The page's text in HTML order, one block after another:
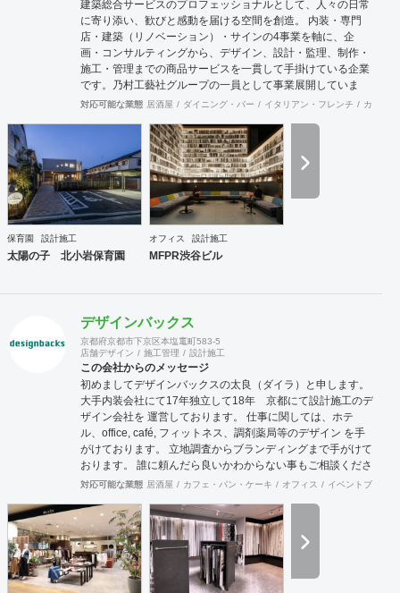
建築総合サービスのプロフェッショナルとして、人々の日常
に寄り添い、歓びと感動を届ける空間を創造。 内装・専門
店・建築（リノベーション）・サインの4事業を軸に、企
画・コンサルティングから、デザイン、設計・監理、制作・
施工・管理までの商品サービスを一貫して手掛けている企業
です。乃村工藝社グループの一員として事業展開していま
す。
対応可能な業態 居酒屋 ダイニング・バー イタリアン・フレンチ カフェ
保育園 設計施工
太陽の子 北小岩保育園
オフィス 設計施工
MFPR渋谷ビル
デザインバックス
京都府京都市下京区本塩竃町583-5
店舗デザイン
施工管理 設計施工
この会社からのメッセージ
初めましてデザインバックスの太良（ダイラ）と申します。
大手内装会社にて17年独立して18年 京都にて設計施工のデ
ザイン会社を 運営しております。 仕事に関しては、ホテ
ル、office, café, フィットネス、調剤薬局等のデザイン を手
がけております。 立地調査からブランディングまで手がけて
おります。 誰に頼んだら良いかわからない事もご相談くださ
い。 一緒に問題解決していければと思います。
対応可能な業態 居酒屋 カフェ・パン・ケーキ オフィス イベントブース